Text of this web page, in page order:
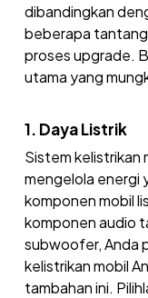
dibandingkan
beberapa
proses upgrade.
utama yang
1. Daya Listrik
Sistem kelistrikan
mengelola energi
komponen mobil
komponen audio
subwoofer, Anda
kelistrikan mobil
tambahan ini.